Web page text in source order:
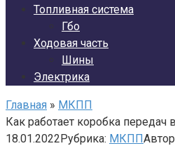
Топливная система
Гбо
Ходовая часть
Шины
Электрика
Главная » МКПП
Как работает коробка передач
18.01.2022Рубрика: МКПП